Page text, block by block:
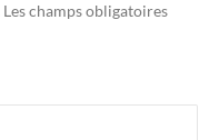
Les champs obligatoires